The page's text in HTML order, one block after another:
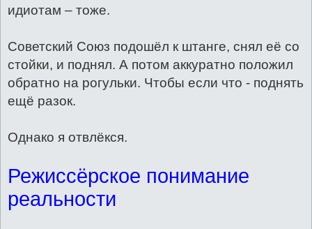
идиотам – тоже.
Советский Союз подошёл к штанге, снял её со
стойки, и поднял. А потом аккуратно положил
обратно на рогульки. Чтобы если что - поднять
ещё разок.
Однако я отвлёкся.
Режиссёрское понимание
реальности